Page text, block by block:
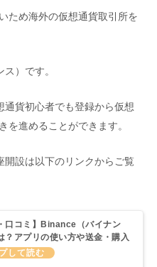
ため海外の仮想通貨取引所を
）です。
通貨初心者でも登録から仮想
を進めることができます。
開設は以下のリンクからご覧
口コミ】Binance（バイナン
？アプリの使い方や送金・購入
わかりやすく説明してみた